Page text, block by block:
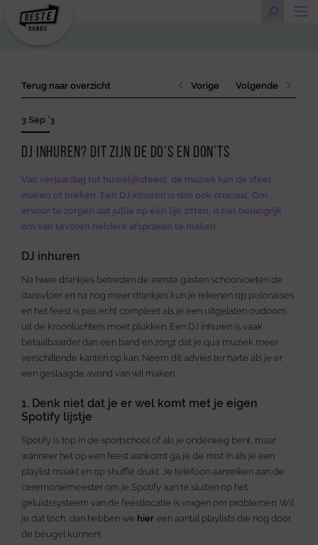
Terug naar overzicht Vorige Volgende
3 Sep '3
DJ inhuren? Dit zijn de do’s en don’ts
Van verjaardag tot huwelijksfeest: de muziek kan de sfeer
maken of breken. Een DJ inhuren is dan ook cruciaal. Om
ervoor te zorgen dat jullie op één lijn zitten, is het belangrijk
om van tevoren heldere afspraken te maken.
DJ inhuren
Na twee drankjes betreden de eerste gasten schoorvoeten de
dansvloer en na nog meer drankjes kun je rekenen op polonaises
en het feest is pas echt compleet als je een uitgelaten oudoom
uit de kroonluchters moet plukken. Een DJ inhuren is vaak
betaalbaarder dan een band en zorgt dat je qua muziek meer
verschillende kanten op kan. Neem dit advies ter harte als je er
een geslaagde avond van wil maken.
1. Denk niet dat je er wel komt met je eigen
Spotify lijstje
Spotify is top in de sportschool of als je onderweg bent, maar
wanneer het op een feest aankomt ga je de mist in als je een
playlist maakt en op shuffle drukt. Je telefoon aanreiken aan de
ceremoniemeester om je Spotify aan te sluiten op het
geluidssysteem van de feestlocatie is vragen om problemen. Wil
je dat toch, dan hebben we hier een aantal playlists die nog door
de beugel kunnen!